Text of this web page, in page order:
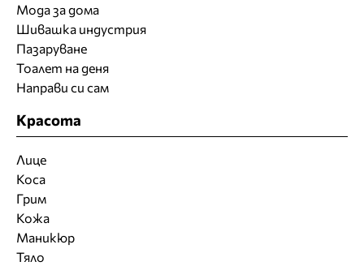
Мода за дома
Шивашка индустрия
Пазаруване
Тоалет на деня
Направи си сам
Красота
Лице
Коса
Грим
Кожа
Маникюр
Тяло